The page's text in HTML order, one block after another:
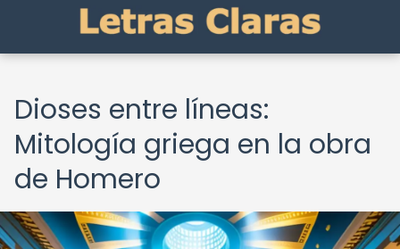
Dioses entre líneas:
Mitología griega en la obra
de Homero